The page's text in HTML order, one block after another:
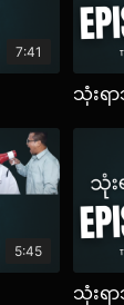
7:41
သုံးရ
5:45
သုံးရ